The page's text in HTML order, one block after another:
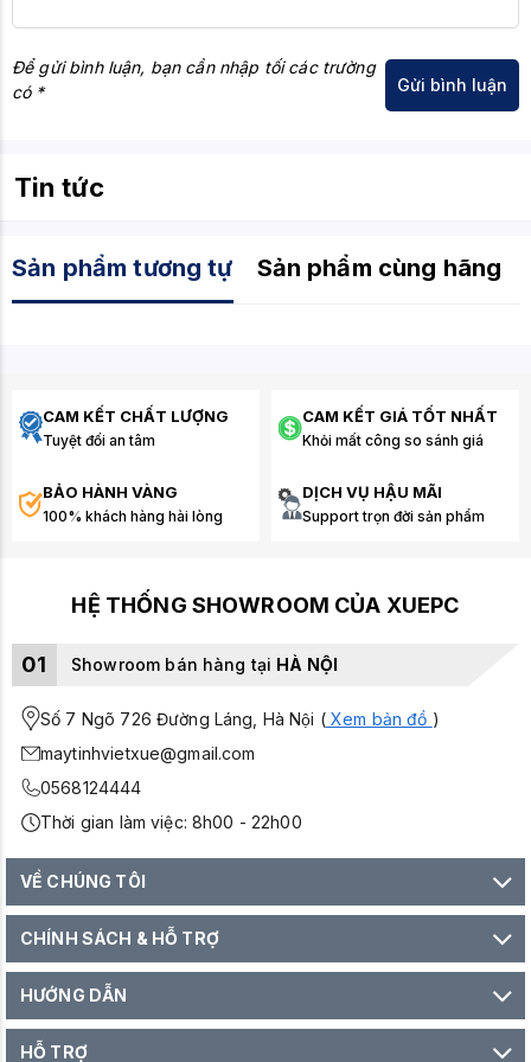
Model MSI GeForce RTX 5060 Ti
Kiến trúc Blackwell
Kết luận
MSI GeForce RTX 5060 Ti 16G Shadow 2X OC Plus
mạnh bộ nhớ khổng lồ và độ bền bỉ. Từ việclập
trình ứng dụng phức tạp, thiết kếđồ họa chuyên sâu
stream
đáp ứng mọi kỳ vọng của bạn.
Để gửi bình luận, bạn cần nhập tối các trường
có *
Tin tức
Sản phẩm tương tự Sản phẩm cùng hãng
CAM KẾT CHẤT LƯỢNG
Tuyệt đối an tâm
CAM KẾT GIÁ TỐT NHẤT
Khỏi mất công so sánh giá
BẢO HÀNH VÀNG
100% khách hàng hài lòng
DỊCH VỤ HẬU MÃI
Support trọn đời sản phẩm
HỆ THỐNG SHOWROOM CỦA XUEPC
01 Showroom bán hàng tại HÀ NỘI
Số 7 Ngõ 726 Đường Láng, Hà Nội (Xem bản đồ )
maytinhvietxue@gmail.com
0568124444
Thời gian làm việc: 8h00 - 22h00
VỀ CHÚNG TÔI
CHÍNH SÁCH & HỖ TRỢ
HƯỚNG DẪN
HỖ TRỢ